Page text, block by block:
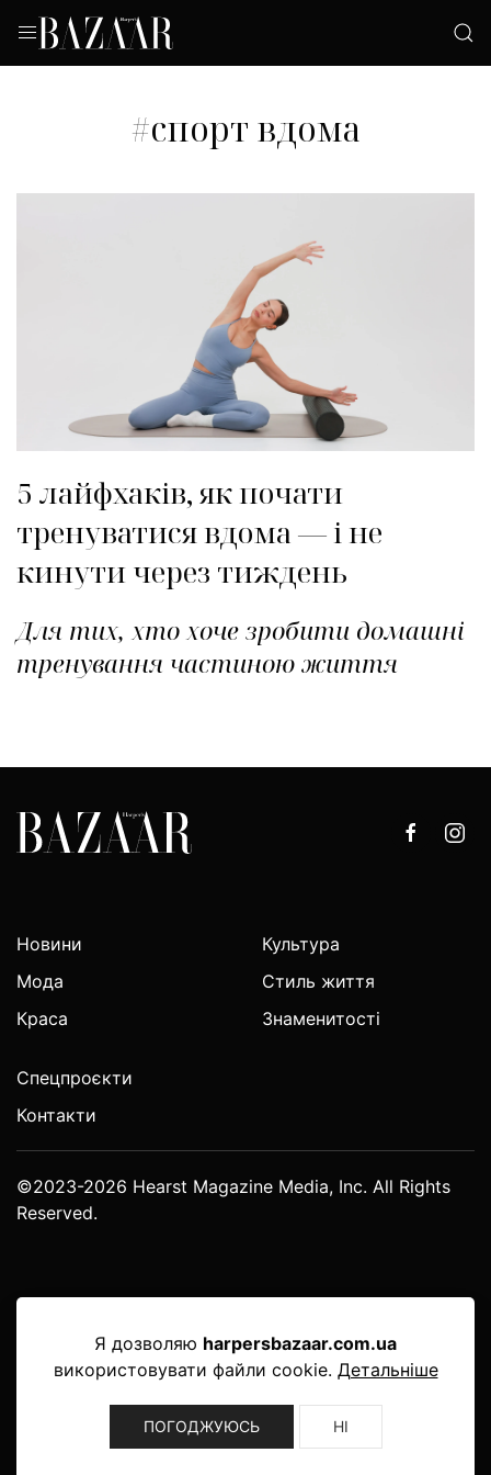
#спорт вдома
5 лайфхаків, як почати
тренуватися вдома — і не
кинути через тиждень
Для тих, хто хоче зробити домашні
тренування частиною життя
Я дозволяю harpersbazaar.com.ua
використовувати файли cookie. Детальніше
ПОГОДЖУЮСЬ НІ
Новини
Мода
Краса
Культура
Стиль життя
Знаменитості
Спецпроєкти
Контакти
©2023-2026 Hearst Magazine Media, Inc. All Rights
Reserved.